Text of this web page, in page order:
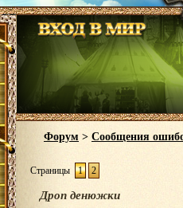
Форум > Сообщения
Страницы 1 2
Дроп денюжки